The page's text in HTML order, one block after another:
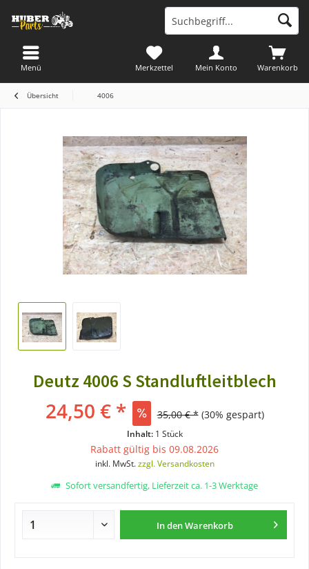
Warenkorb
Merkzettel Mein Konto
Menü
Übersicht 4006
Deutz 4006 S Standluftleitblech
24,50 € * 35,00 € * (30% gespart)
Inhalt: 1 Stück
Rabatt gültig bis 09.08.2026
inkl. MwSt.zzgl. Versandkosten
Sofort versandfertig, Lieferzeit ca. 1-3 Werktage
In denWarenkorb